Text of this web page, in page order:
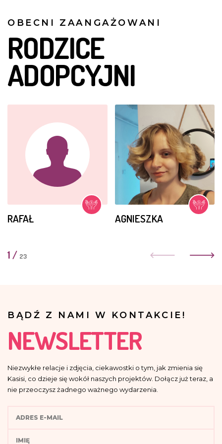
OBECNI ZAANGAŻOWANI
RODZICE
ADOPCYJNI
RAFAŁ AGNIESZKA
1 / 23
BĄDŹ Z NAMI W KONTAKCIE!
NEWSLETTER
Niezwykłe relacje i zdjęcia, ciekawostki o tym, jak zmienia się
Kasisi, co dzieje się wokół naszych projektów. Dołącz już teraz, a
nie przeoczysz żadnego ważnego wydarzenia.